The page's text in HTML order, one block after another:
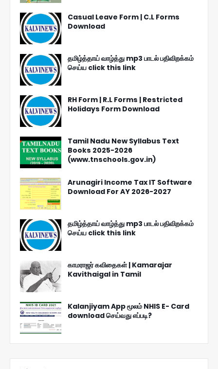
Casual Leave Form | C.L Forms
Download
தமிழ்த்தாய் வாழ்த்து mp3 பாடல் பதிவிறக்கம்
செய்ய click this link
RH Form | R.L Forms | Restricted
Holidays Form Download
Tamil Nadu New Syllabus Text
Books 2025-2026
(www.tnschools.gov.in)
Arunagiri Income Tax IT Software
Download For AY 2026-2027
தமிழ்த்தாய் வாழ்த்து mp3 பாடல் பதிவிறக்கம்
செய்ய click this link
காமராஜர் கவிதைகள் | Kamarajar
Kavithaigal in Tamil
Kalanjiyam App மூலம் NHIS E- Card
download செய்வது எப்படி?